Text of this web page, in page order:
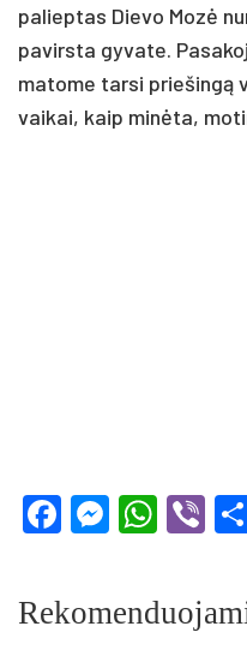
palieptas Dievo Mozė
pavirsta gyvate.
matome tarsi priešingą
vaikai, kaip minėta,
Facebook